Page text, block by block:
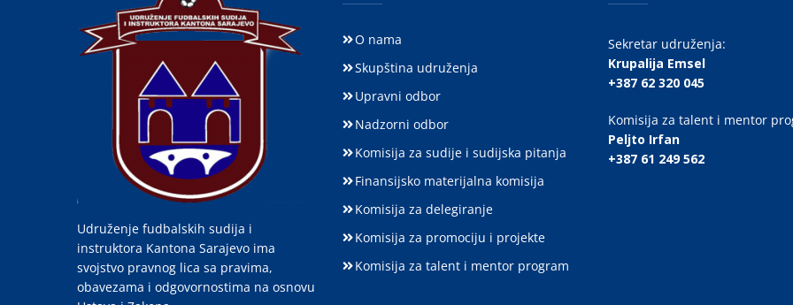
Udruženje fudbalskih sudija i
instruktora Kantona Sarajevo ima
svojstvo pravnog lica sa pravima,
obavezama i odgovornostima na osnovu
O nama
Skupština udruženja
Upravni odbor
Nadzorni odbor
Komisija za sudije i sudijska pitanja
Finansijsko materijalna komisija
Komisija za delegiranje
Komisija za promociju i projekte
Komisija za talent i mentor program
Sekretar udruženja:
Krupalija Emsel
+387 62 320 045
Komisija za talent i mentor
Peljto Irfan
+387 61 249 562